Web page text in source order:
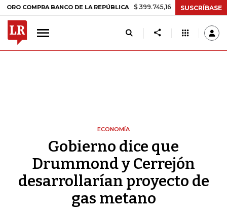
BANCO DE LA REPÚBLICA $ 399.745,16 +$ 2.295,71 +0,58%
SUSCRÍBASE
ECONOMÍA
Gobierno dice que
Drummond y Cerrejón
desarrollarían proyecto de
gas metano